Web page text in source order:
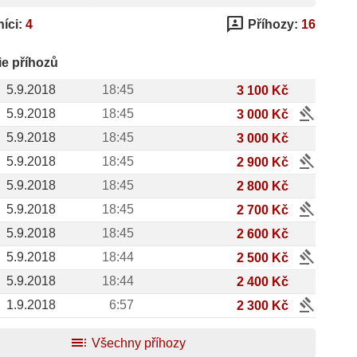
4 3p Příhozy: 16
příhozů
5.9.2018
18:45
3 100 Kč
5.9.2018
18:45 3 000 Kč gavel
5.9.2018 18:45
3 000 Kč
5.9.2018
18:45 2 900 Kč gavel
5.9.2018 18:45
2 800 Kč
5.9.2018
18:45 2 700 Kč gavel
5.9.2018 18:45
2 600 Kč
5.9.2018
18:44 2 500 Kč gavel
5.9.2018 18:44
2 400 Kč
1.9.2018
6:57 2 300 Kč
gavel
toc Všechny příhozy